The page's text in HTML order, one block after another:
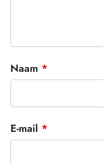
Naam *
E-mail *